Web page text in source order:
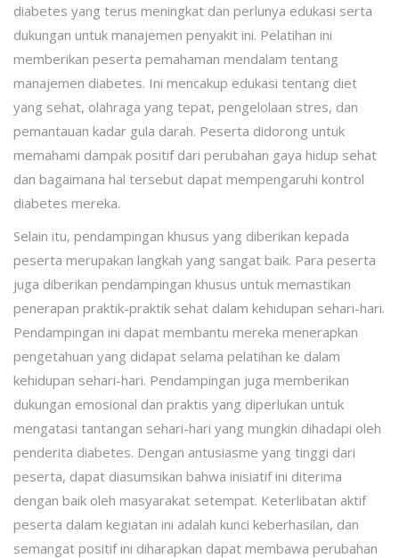
diabetes yang terus meningkat dan perlunya edukasi serta
dukungan untuk manajemen penyakit ini. Pelatihan ini
memberikan peserta pemahaman mendalam tentang
manajemen diabetes. Ini mencakup edukasi tentang diet
yang sehat, olahraga yang tepat, pengelolaan stres, dan
pemantauan kadar gula darah. Peserta didorong untuk
memahami dampak positif dari perubahan gaya hidup sehat
dan bagaimana hal tersebut dapat mempengaruhi kontrol
diabetes mereka.
Selain itu, pendampingan khusus yang diberikan kepada
peserta merupakan langkah yang sangat baik. Para peserta
juga diberikan pendampingan khusus untuk memastikan
penerapan praktik-praktik sehat dalam kehidupan sehari-hari.
Pendampingan ini dapat membantu mereka menerapkan
pengetahuan yang didapat selama pelatihan ke dalam
kehidupan sehari-hari. Pendampingan juga memberikan
dukungan emosional dan praktis yang diperlukan untuk
mengatasi tantangan sehari-hari yang mungkin dihadapi oleh
penderita diabetes. Dengan antusiasme yang tinggi dari
peserta, dapat diasumsikan bahwa inisiatif ini diterima
dengan baik oleh masyarakat setempat. Keterlibatan aktif
peserta dalam kegiatan ini adalah kunci keberhasilan, dan
semangat positif ini diharapkan dapat membawa perubahan